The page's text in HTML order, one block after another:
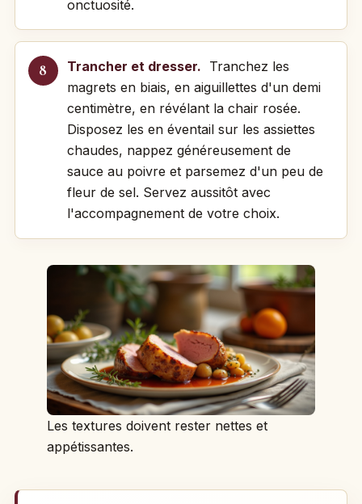
onctuosité.
Trancher et dresser. Tranchez les
magrets en biais, en aiguillettes d'un demi
centimètre, en révélant la chair rosée.
Disposez les en éventail sur les assiettes
chaudes, nappez généreusement de
sauce au poivre et parsemez d'un peu de
fleur de sel. Servez aussitôt avec
l'accompagnement de votre choix.
Les textures doivent rester nettes et
appétissantes.